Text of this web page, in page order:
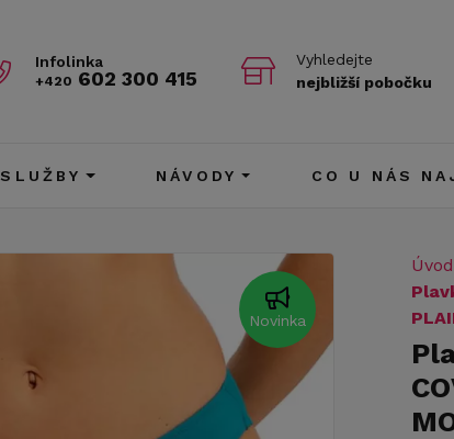
Infolinka
+420 602 300 415
Vyhledejte
nejbližší pobočku
SLUŽBY NÁVODY CO U NÁS
Novinka
Úvod